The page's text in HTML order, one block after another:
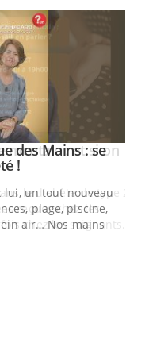
des Mains : se
!Youtube
lui, un tout nouveau
plage, piscine,
air… Nos mains